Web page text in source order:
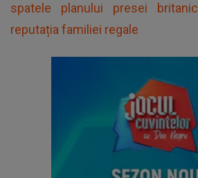
spatele planului presei
reputația familiei regale